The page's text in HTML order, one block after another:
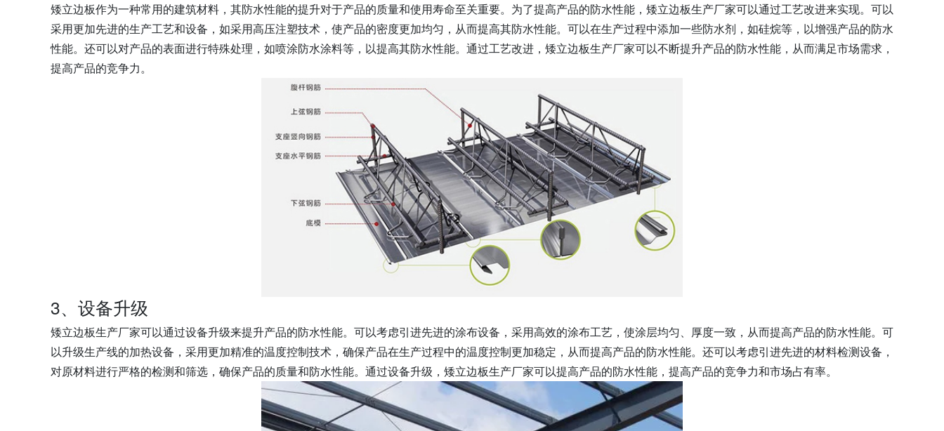
矮立边板作为一种常用的建筑材料，其防水性能的提升对于产品的质量和使用寿命至关重要。为了提高产品的防水性能，矮立边板生产厂家可以通过工艺改进来实现。可以
采用更加先进的生产工艺和设备，如采用高压注塑技术，使产品的密度更加均匀，从而提高其防水性能。可以在生产过程中添加一些防水剂，如硅烷等，以增强产品的防水
性能。还可以对产品的表面进行特殊处理，如喷涂防水涂料等，以提高其防水性能。通过工艺改进，矮立边板生产厂家可以不断提升产品的防水性能，从而满足市场需求，
提高产品的竞争力。
3、设备升级
矮立边板生产厂家可以通过设备升级来提升产品的防水性能。可以考虑引进先进的涂布设备，采用高效的涂布工艺，使涂层均匀、厚度一致，从而提高产品的防水性能。可
以升级生产线的加热设备，采用更加精准的温度控制技术，确保产品在生产过程中的温度控制更加稳定，从而提高产品的防水性能。还可以考虑引进先进的材料检测设备，
对原材料进行严格的检测和筛选，确保产品的质量和防水性能。通过设备升级，矮立边板生产厂家可以提高产品的防水性能，提高产品的竞争力和市场占有率。